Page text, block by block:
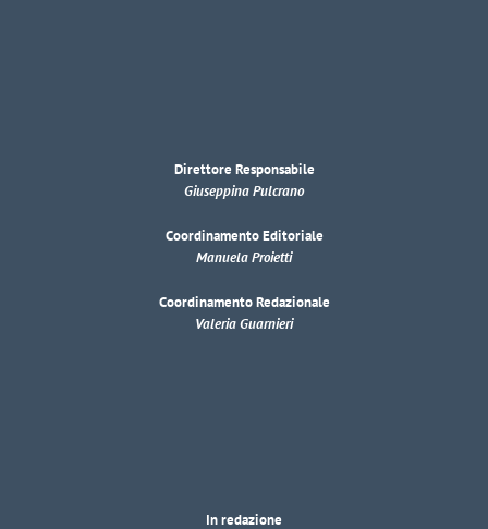
Direttore Responsabile
Giuseppina Pulcrano
Coordinamento Editoriale
Manuela Proietti
Coordinamento Redazionale
Valeria Guarnieri
In redazione